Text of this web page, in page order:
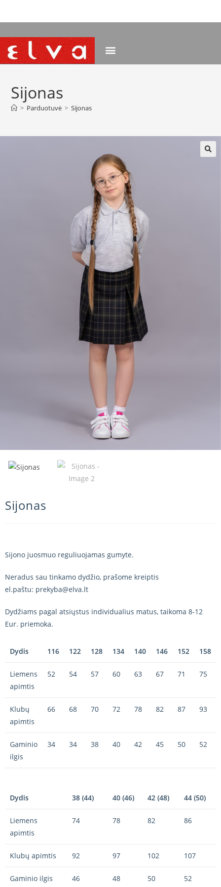
Sijonas
> Parduotuvė > Sijonas
Sijonas
Sijono juosmuo reguliuojamas gumyte.
Neradus sau tinkamo dydžio, prašome kreiptis
el.paštu: prekyba@elva.lt
Dydžiams pagal atsiųstus individualius matus, taikoma 8-12
Eur. priemoka.
Dydis 116 122 128 134 140 146 152 158
Liemens
apimtis
52 54 57 60 63 67 71 75
Klubų
apimtis
66 68 70 72 78 82 87 93
Gaminio
ilgis
34 34 38 40 42 45 50 52
Dydis 38 (44) 40 (46) 42 (48) 44 (50)
Liemens
apimtis
74 78 82 86
Klubų apimtis 92 97 102 107
Gaminio ilgis 46 48 50 52